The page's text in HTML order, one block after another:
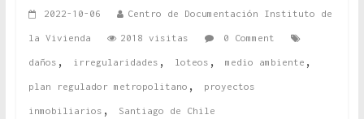
2022-10-06 Centro de Documentación Instituto de
la Vivienda 2018 visitas 0 Comment
daños , irregularidades , loteos , medio ambiente ,
plan regulador metropolitano , proyectos
inmobiliarios , Santiago de Chile